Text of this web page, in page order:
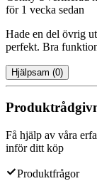
för 1 vecka sedan
Hade en del övrig
perfekt. Bra
Hjälpsam (0)
Få hjälp av våra
inför ditt köp
Produktfrågor